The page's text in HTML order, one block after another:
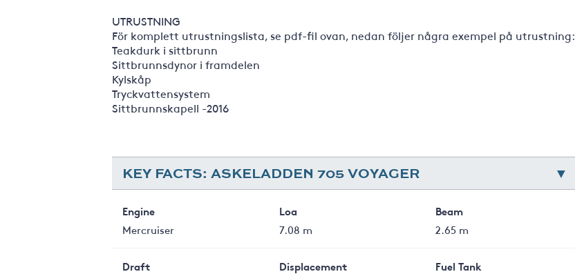
UTRUSTNING
För komplett utrustningslista, se pdf-fil ovan, nedan följer några exempel på utrustning:
Teakdurk i sittbrunn
Sittbrunnsdynor i framdelen
Kylskåp
Tryckvattensystem
Sittbrunnskapell -2016
KEY FACTS: ASKELADDEN 705 VOYAGER
Engine
Mercruiser
Loa
7.08 m
Beam
2.65 m
Draft
Displacement
Fuel Tank